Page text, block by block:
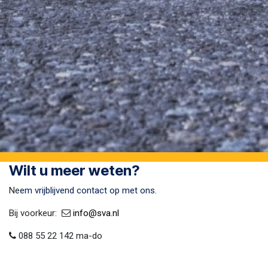
Wilt u meer weten?
Neem vrijblijvend contact op met ons.
Bij voorkeur:​ ​ info@sva​.nl
088 55 22 142 ma-do